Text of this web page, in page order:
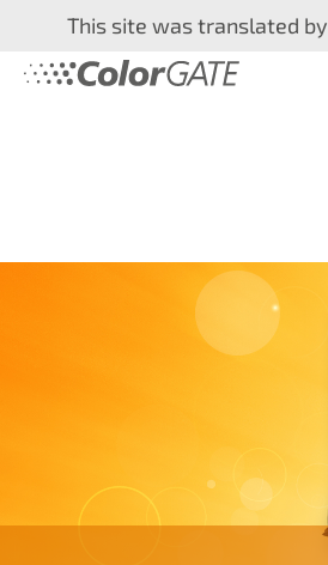
This site was translated by